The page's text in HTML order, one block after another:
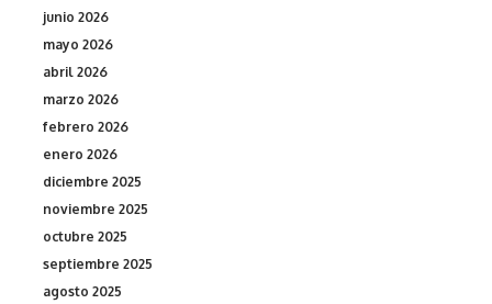
junio 2026
mayo 2026
abril 2026
marzo 2026
febrero 2026
enero 2026
diciembre 2025
noviembre 2025
octubre 2025
septiembre 2025
agosto 2025